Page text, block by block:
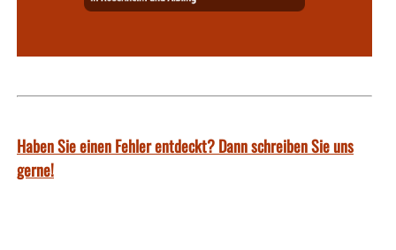
Haben Sie einen Fehler entdeckt? Dann schreiben Sie uns
gerne!